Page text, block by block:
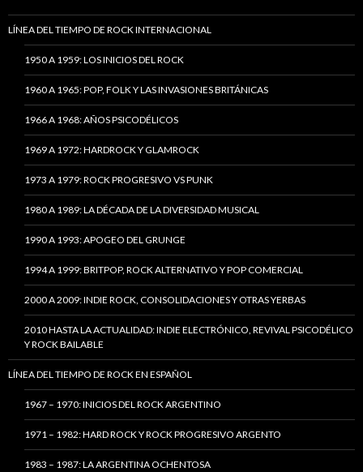
LÍNEA DEL TIEMPO DE ROCK INTERNACIONAL
1950 A 1959: LOS INICIOS DEL ROCK
1960 A 1965: POP, FOLK Y LAS INVASIONES BRITÁNICAS
1966 A 1968: AÑOS PSICODÉLICOS
1969 A 1972: HARDROCK Y GLAMROCK
1973 A 1979: ROCK PROGRESIVO VS PUNK
1980 A 1989: LA DÉCADA DE LA DIVERSIDAD MUSICAL
1990 A 1993: APOGEO DEL GRUNGE
1994 A 1999: BRITPOP, ROCK ALTERNATIVO Y POP COMERCIAL
2000 A 2009: INDIE ROCK, CONSOLIDACIONES Y OTRAS YERBAS
2010 HASTA LA ACTUALIDAD: INDIE ELECTRÓNICO, REVIVAL PSICODÉLICO
Y ROCK BAILABLE
LÍNEA DEL TIEMPO DE ROCK EN ESPAÑOL
1967 – 1970: INICIOS DEL ROCK ARGENTINO
1971 – 1982: HARD ROCK Y ROCK PROGRESIVO ARGENTO
1983 – 1987: LA ARGENTINA OCHENTOSA